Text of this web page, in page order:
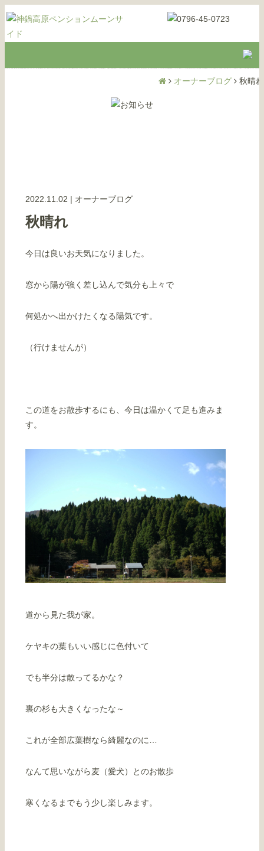
オーナーブログ 秋晴れ
2022.11.02 | オーナーブログ
秋晴れ
今日は良いお天気になりました。
窓から陽が強く差し込んで気分も上々で
何処かへ出かけたくなる陽気です。
（行けませんが）
この道をお散歩するにも、今日は温かくて足も進みま
す。
道から見た我が家。
ケヤキの葉もいい感じに色付いて
でも半分は散ってるかな？
裏の杉も大きくなったな～
これが全部広葉樹なら綺麗なのに…
なんて思いながら麦（愛犬）とのお散歩
寒くなるまでもう少し楽しみます。